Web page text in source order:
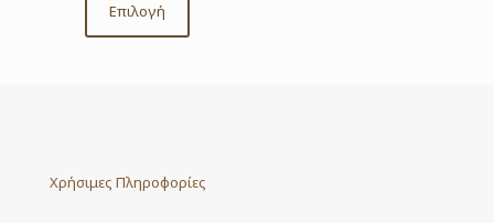
Επιλογή
This
product
be
Χρήσιμες Πληροφορίες